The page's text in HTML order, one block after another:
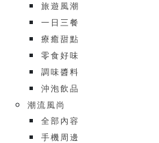
旅遊風潮
一日三餐
療癒甜點
零食好味
調味醬料
沖泡飲品
潮流風尚
全部內容
手機周邊